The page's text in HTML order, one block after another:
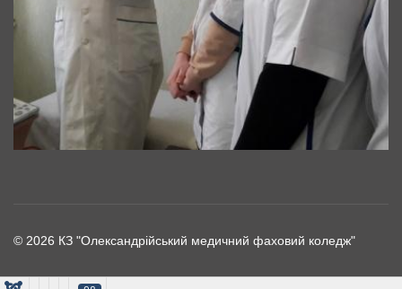
© 2026 КЗ "Олександрійський медичний фаховий коледж"